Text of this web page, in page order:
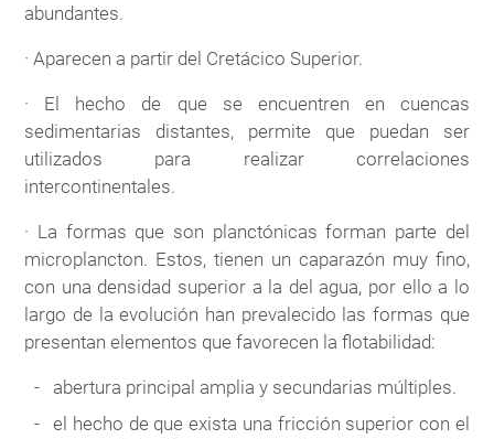
abundantes.
· Aparecen a partir del Cretácico Superior.
· El hecho de que se encuentren en cuencas
sedimentarias distantes, permite que puedan ser
utilizados para realizar correlaciones
intercontinentales.
· La formas que son planctónicas forman parte del
microplancton. Estos, tienen un caparazón muy fino,
con una densidad superior a la del agua, por ello a lo
largo de la evolución han prevalecido las formas que
presentan elementos que favorecen la flotabilidad:
abertura principal amplia y secundarias múltiples.
el hecho de que exista una fricción superior con el